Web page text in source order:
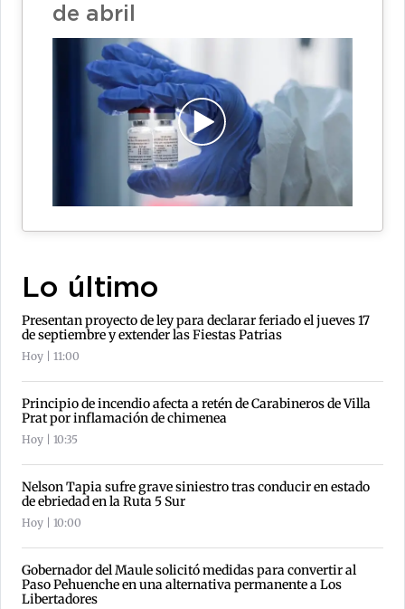
de abril
Lo último
Presentan proyecto de ley para declarar feriado el jueves 17
de septiembre y extender las Fiestas Patrias
Hoy | 11:00
Principio de incendio afecta a retén de Carabineros de Villa
Prat por inflamación de chimenea
Hoy | 10:35
Nelson Tapia sufre grave siniestro tras conducir en estado
de ebriedad en la Ruta 5 Sur
Hoy | 10:00
Gobernador del Maule solicitó medidas para convertir al
Paso Pehuenche en una alternativa permanente a Los
Libertadores